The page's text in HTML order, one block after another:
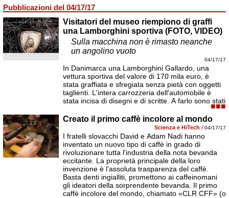
Pubblicazioni del 04/17/17
Visitatori del museo riempiono di graffi
una Lamborghini sportiva (FOTO, VIDEO)
Sulla macchina non è rimasto neanche
un angolino vuoto
04/17/17
In Danimarca una Lamborghini Gallardo, una
vettura sportiva del valore di 170 mila euro, è
stata graffiata e sfregiata senza pietà con oggetti
taglienti. L'intera carrozzeria dell'automobile è
stata incisa di disegni e di scritte. A farlo sono stati
■■■
Creato il primo caffè incolore al mondo
Scienza e HiTech / 04/17/17
I fratelli slovacchi David e Adam Nadi hanno
inventato un nuovo tipo di caffè in grado di
rivoluzionare tutta l'industria della nota bevanda
eccitante. La proprietà principale della loro
invenzione è l'assoluta trasparenza del caffè.
Basta denti ingialliti, promettono ai caffeinomani
gli ideatori della sorprendente bevanda. Il primo
caffè incolore del mondo, chiamato «CLR CFF» (o